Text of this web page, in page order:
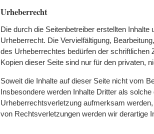
Urheberrecht
Die durch die Seitenbetreiber erstellten
Urheberrecht. Die Vervielfältigung,
des Urheberrechtes bedürfen der
Kopien dieser Seite sind nur für den privaten,
Soweit die Inhalte auf dieser Seite nicht vom
Insbesondere werden Inhalte Dritter als
Urheberrechtsverletzung aufmerksam
von Rechtsverletzungen werden wir derartige